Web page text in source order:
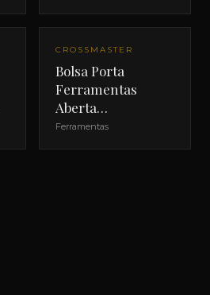
CROSSMASTER
Bolsa Porta
Ferramentas
Aberta
Crossmaster 18"
Ferramentas